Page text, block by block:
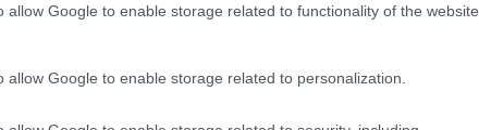
allow Google to enable storage related to functionality of the website
allow Google to enable storage related to personalization.